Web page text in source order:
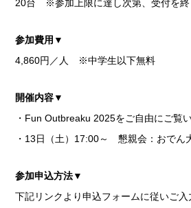
20台 ※参加上限に達し次第、受付を終
参加費用▼
4,860円／人 ※中学生以下無料
開催内容▼
・Fun Outbreaku 2025をご自由にご覧
・13日（土）17:00～ 懇親会：おでん
参加申込方法▼
下記リンクより申込フォームに従いご入